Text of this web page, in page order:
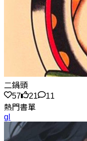
二鍋頭
57
21
11
熱門書單
gl